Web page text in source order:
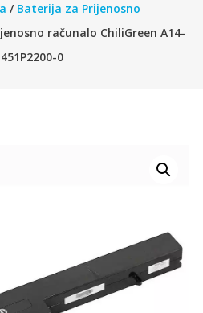
/ Baterija za Prijenosno
računalo ChiliGreen A14-
0